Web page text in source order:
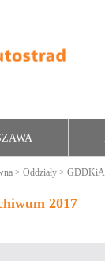
> Oddziały > GDDKiA
2017